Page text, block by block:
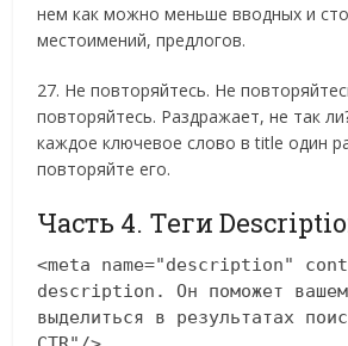
нем как можно меньше вводных и
местоимений, предлогов.
27. Не повторяйтесь. Не
повторяйтесь. Раздражает, не так
каждое ключевое слово в title один
повторяйте его.
Часть 4. Теги
<meta name="description"
description. Он поможет
выделиться в результатах